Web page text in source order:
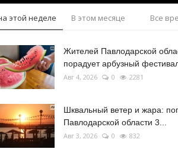
этой неделе В этом месяце Все
Жителей Павлодарской
порадует арбузный
Авг 4, 2026 0 2281
Шквальный ветер и жара:
Павлодарской области 3...
Авг 3, 2026 0 832